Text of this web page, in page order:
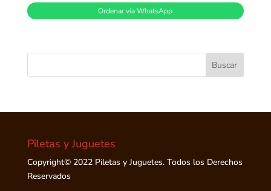
Ordenar vía WhatsApp
Piletas y Juguetes
Copyright© 2022 Piletas y Juguetes. Todos los Derechos
Reservados